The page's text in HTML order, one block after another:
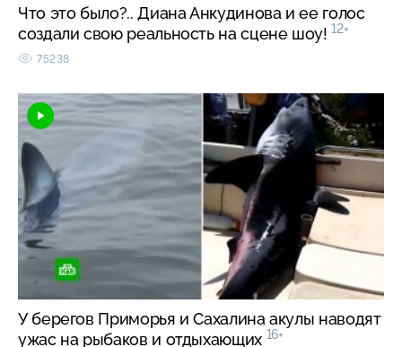
Что это было?.. Диана Анкудинова и ее голос
создали свою реальность на сцене шоу! 12+
75238
У берегов Приморья и Сахалина акулы наводят
ужас на рыбаков и отдыхающих 16+